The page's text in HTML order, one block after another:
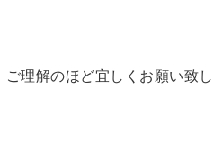
理解のほど宜しくお願い致